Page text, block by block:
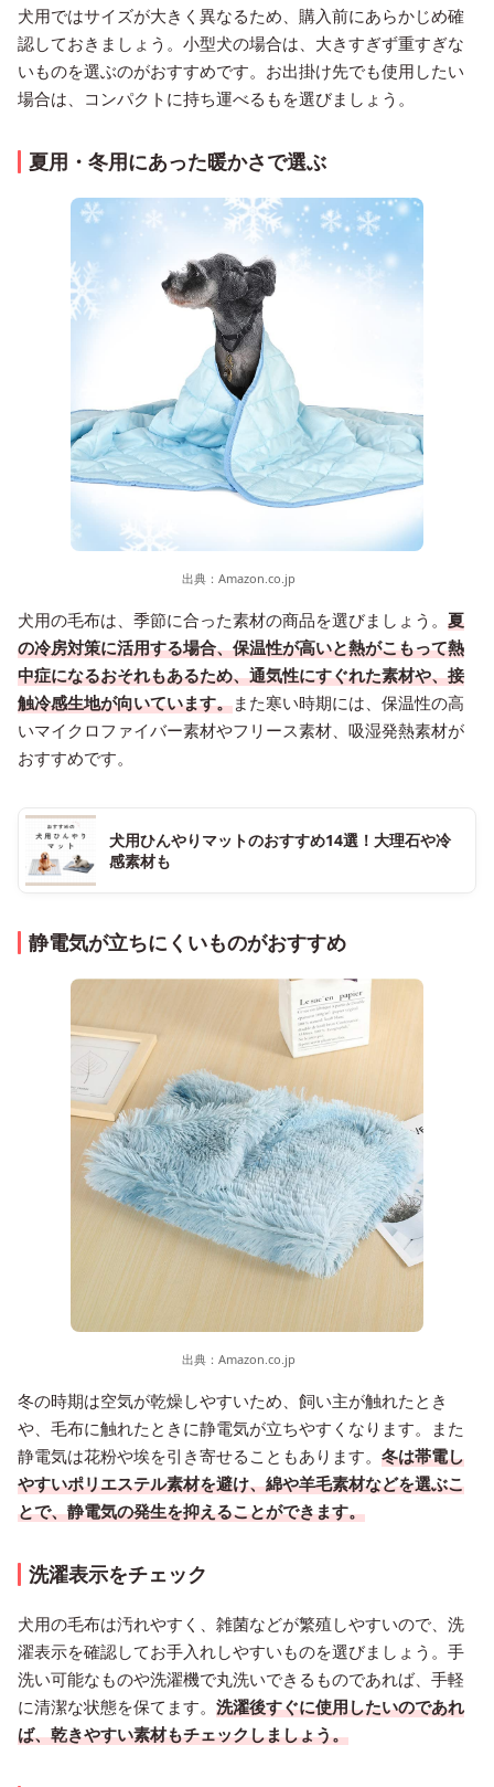
犬用ではサイズが大きく異なるため、購入前にあらかじめ確
認しておきましょう。小型犬の場合は、大きすぎず重すぎな
いものを選ぶのがおすすめです。お出掛け先でも使用したい
場合は、コンパクトに持ち運べるもを選びましょう。
夏用・冬用にあった暖かさで選ぶ
出典： Amazon.co.jp
犬用の毛布は、季節に合った素材の商品を選びましょう。 夏
の冷房対策に活用する場合、保温性が高いと熱がこもって熱
中症になるおそれもあるため、通気性にすぐれた素材や、接
触冷感生地が向いています。また寒い時期には、保温性の高
いマイクロファイバー素材やフリース素材、吸湿発熱素材が
おすすめです。
犬用ひんやりマットのおすすめ14選！大理石や冷
感素材も
静電気が立ちにくいものがおすすめ
出典： Amazon.co.jp
冬の時期は空気が乾燥しやすいため、飼い主が触れたとき
や、毛布に触れたときに静電気が立ちやすくなります。また
静電気は花粉や埃を引き寄せることもあります。 冬は帯電し
やすいポリエステル素材を避け、綿や羊毛素材などを選ぶこ
とで、静電気の発生を抑えることができます。
洗濯表示をチェック
犬用の毛布は汚れやすく、雑菌などが繁殖しやすいので、洗
濯表示を確認してお手入れしやすいものを選びましょう。手
洗い可能なものや洗濯機で丸洗いできるものであれば、手軽
に清潔な状態を保てます。 洗濯後すぐに使用したいのであれ
ば、乾きやすい素材もチェックしましょう。